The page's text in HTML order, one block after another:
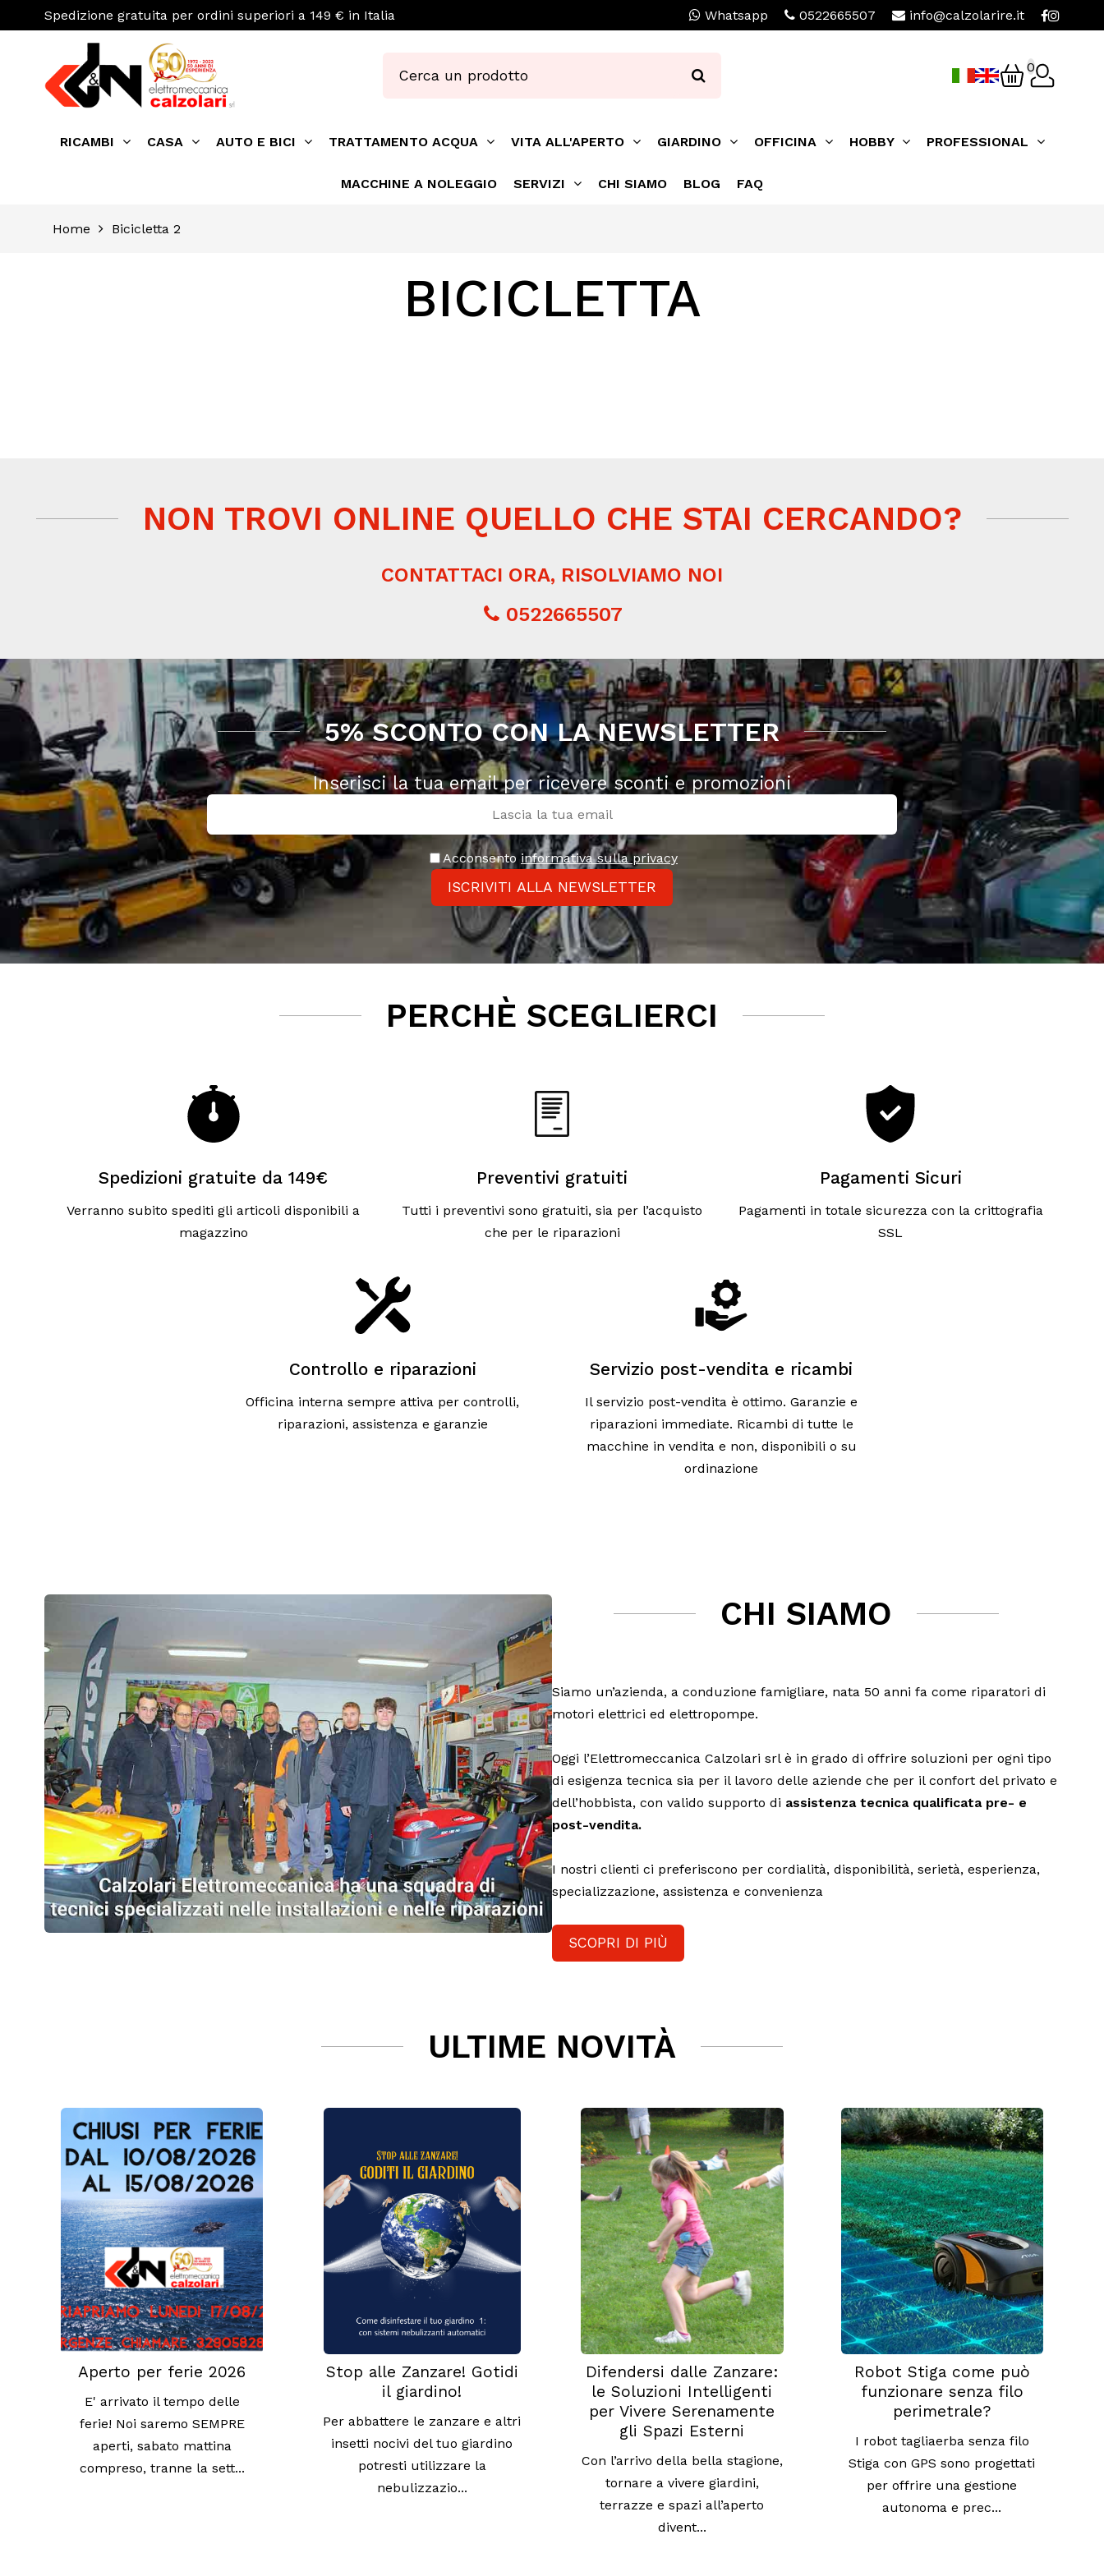
Spedizione gratuita per ordini superiori a 149 € in Italia Whatsapp 0522665507 info@calzolarire.it
0
RICAMBI CASA AUTO E BICI TRATTAMENTO ACQUA VITA ALL'APERTO GIARDINO OFFICINA HOBBY PROFESSIONAL
MACCHINE A NOLEGGIO SERVIZI CHI SIAMO BLOG FAQ
Home Bicicletta 2
BICICLETTA
NON TROVI ONLINE QUELLO CHE STAI CERCANDO?
CONTATTACI ORA, RISOLVIAMO NOI
0522665507
5% SCONTO CON LA NEWSLETTER
Inserisci la tua email per ricevere sconti e promozioni
Acconsento informativa sulla privacy
ISCRIVITI ALLA NEWSLETTER
PERCHÈ SCEGLIERCI
Spedizioni gratuite da 149€
Verranno subito spediti gli articoli disponibili a
magazzino
Preventivi gratuiti
Tutti i preventivi sono gratuiti, sia per l’acquisto
che per le riparazioni
Pagamenti Sicuri
Pagamenti in totale sicurezza con la crittografia
SSL
Controllo e riparazioni
Officina interna sempre attiva per controlli,
riparazioni, assistenza e garanzie
Servizio post-vendita e ricambi
Il servizio post-vendita è ottimo. Garanzie e
riparazioni immediate. Ricambi di tutte le
macchine in vendita e non, disponibili o su
ordinazione
CHI SIAMO
Siamo un’azienda, a conduzione famigliare, nata 50 anni fa come riparatori di
motori elettrici ed elettropompe.
Oggi l’Elettromeccanica Calzolari srl è in grado di offrire soluzioni per ogni tipo
di esigenza tecnica sia per il lavoro delle aziende che per il confort del privato e
dell’hobbista, con valido supporto di assistenza tecnica qualificata pre- e
post-vendita.
I nostri clienti ci preferiscono per cordialità, disponibilità, serietà, esperienza,
specializzazione, assistenza e convenienza
SCOPRI DI PIÙ
ULTIME NOVITÀ
Aperto per ferie 2026
E' arrivato il tempo delle
ferie! Noi saremo SEMPRE
aperti, sabato mattina
compreso, tranne la sett...
Stop alle Zanzare! Gotidi
il giardino!
Per abbattere le zanzare e altri
insetti nocivi del tuo giardino
potresti utilizzare la
nebulizzazio...
Difendersi dalle Zanzare:
le Soluzioni Intelligenti
per Vivere Serenamente
gli Spazi Esterni
Con l’arrivo della bella stagione,
tornare a vivere giardini,
terrazze e spazi all’aperto
divent...
Robot Stiga come può
funzionare senza filo
perimetrale?
I robot tagliaerba senza filo
Stiga con GPS sono progettati
per offrire una gestione
autonoma e prec...